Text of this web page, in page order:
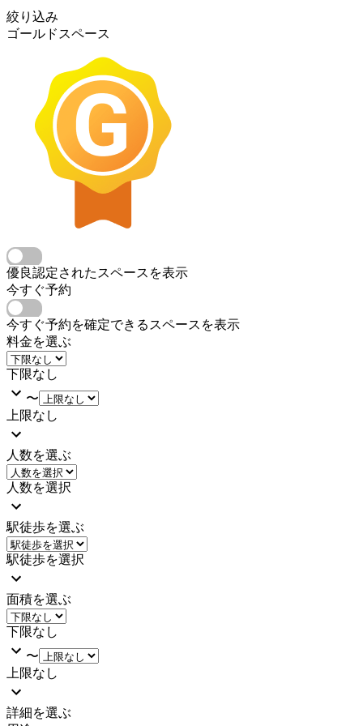
絞り込み
ゴールドスペース
優良認定されたスペースを表示
今すぐ予約
今すぐ予約を確定できるスペースを表示
料金を選ぶ
下限なし
〜
上限なし
人数を選ぶ
人数を選択
駅徒歩を選ぶ
駅徒歩を選択
面積を選ぶ
下限なし
〜
上限なし
詳細を選ぶ